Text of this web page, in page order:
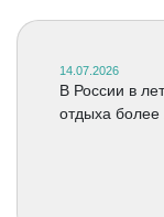
14.07.2026
В России в
отдыха